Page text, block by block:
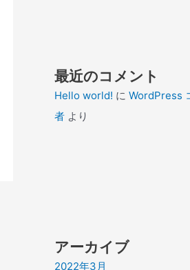
最近のコメント
Hello world! に WordPress
者 より
アーカイブ
2022年3月